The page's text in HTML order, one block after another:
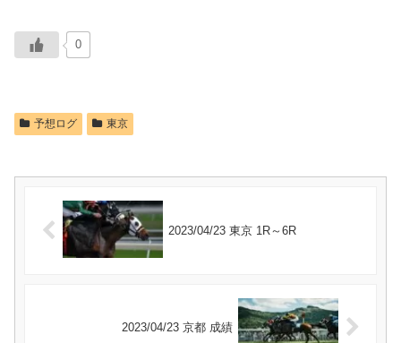
0
予想ログ 東京
2023/04/23 東京 1R～6R
2023/04/23 京都 成績